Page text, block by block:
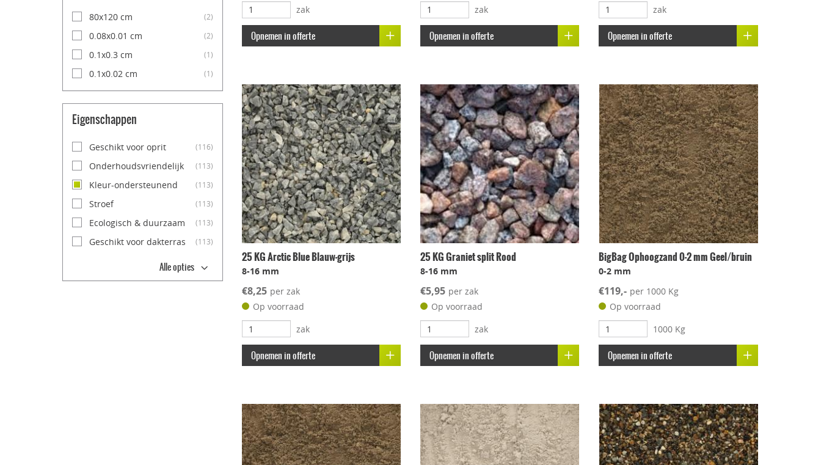
80x120 cm (2)
0.08x0.01 cm (2)
0.1x0.3 cm (1)
0.1x0.02 cm (1)
Eigenschappen
Geschikt voor oprit (116)
Onderhoudsvriendelijk (113)
Kleur-ondersteunend (113)
Stroef (113)
Ecologisch & duurzaam (113)
Geschikt voor dakterras (113)
Alle opties
zak
Opnemen in offerte
zak
Opnemen in offerte
zak
Opnemen in offerte
25 KG Arctic Blue Blauw-grijs
8-16 mm
€8,25 per zak
Op voorraad
zak
Opnemen in offerte
25 KG Graniet split Rood
8-16 mm
€5,95 per zak
Op voorraad
zak
Opnemen in offerte
BigBag Ophoogzand 0-2 mm Geel/bruin
0-2 mm
€119,- per 1000 Kg
Op voorraad
1000 Kg
Opnemen in offerte